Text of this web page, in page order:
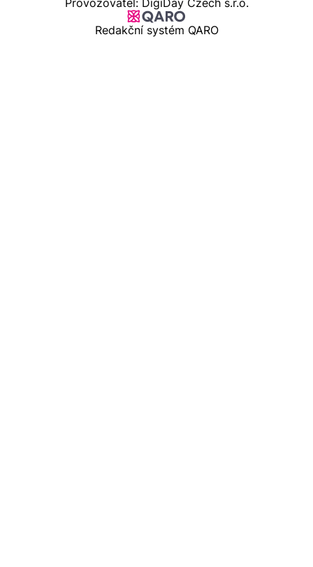
Provozovatel: DigiDay Czech s.r.o.
Redakční systém QARO